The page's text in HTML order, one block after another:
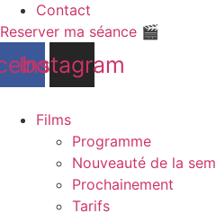
Contact
Reserver ma séance 🎬
Instagram
Films
Programme
Nouveauté de la
Prochainement
Tarifs